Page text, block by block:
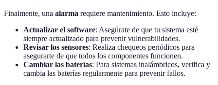
Finalmente, una alarma requiere mantenimiento. Esto incluye:
Actualizar el software: Asegúrate de que tu sistema esté
siempre actualizado para prevenir vulnerabilidades.
Revisar los sensores: Realiza chequeos periódicos para
asegurarte de que todos los componentes funcionen.
Cambiar las baterías: Para sistemas inalámbricos, verifica y
cambia las baterías regularmente para prevenir fallos.